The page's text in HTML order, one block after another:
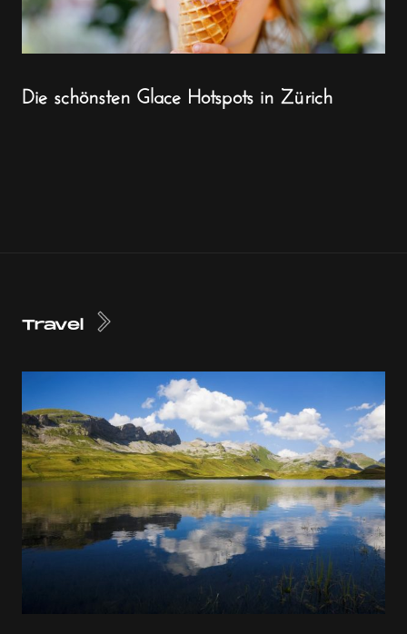
Die schönsten Glace Hotspots in Zürich
Travel